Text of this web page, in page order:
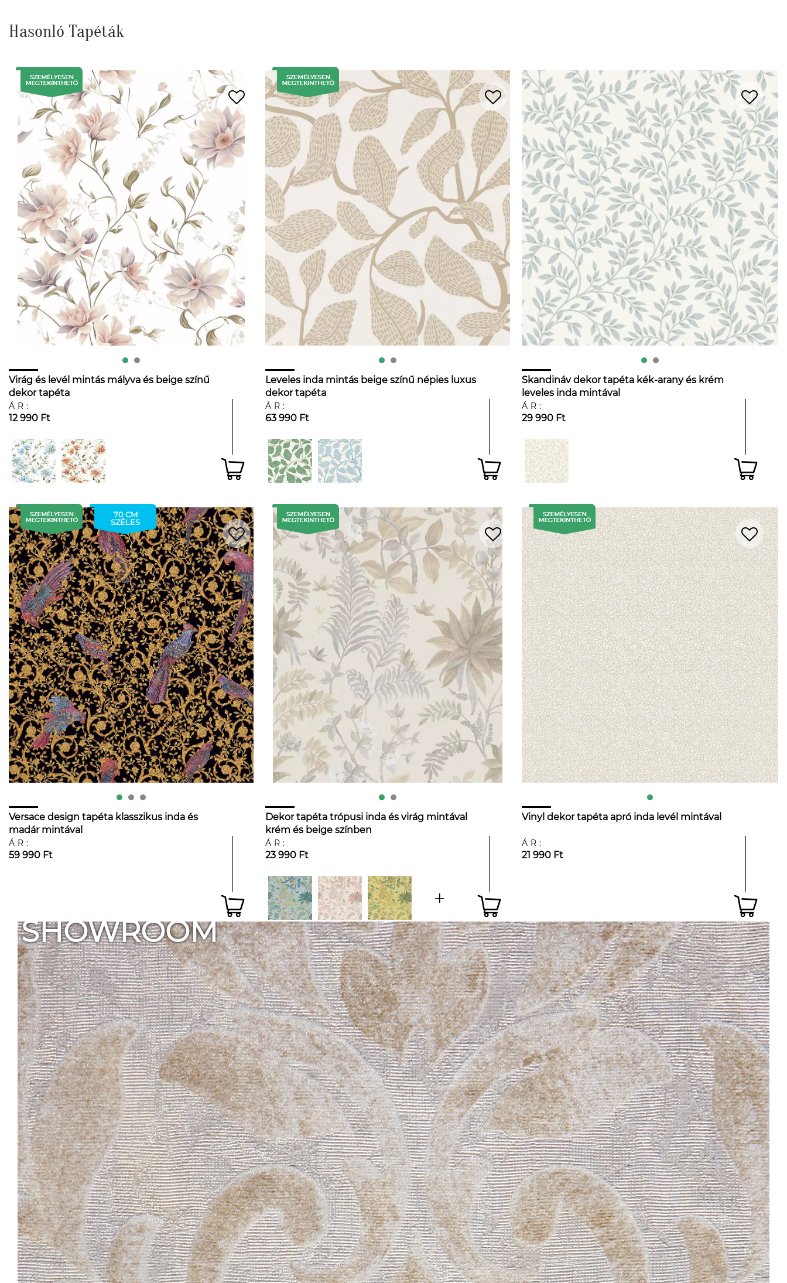
Hasonló Tapéták
Virág és levél mintás mályva és beige színű
dekor tapéta
ÁR:
12 990 Ft
Leveles inda mintás beige színű népies luxus
dekor tapéta
ÁR:
63 990 Ft
Skandináv dekor tapéta kék-arany és krém
leveles inda mintával
ÁR:
29 990 Ft
70 CM
SZÉLES
Versace design tapéta klasszikus inda és
madár mintával
ÁR:
59 990 Ft
Dekor tapéta trópusi inda és virág mintával
krém és beige színben
ÁR:
23 990 Ft
Vinyl dekor tapéta apró inda levél mintával
ÁR:
21 990 Ft
SHOWROOM